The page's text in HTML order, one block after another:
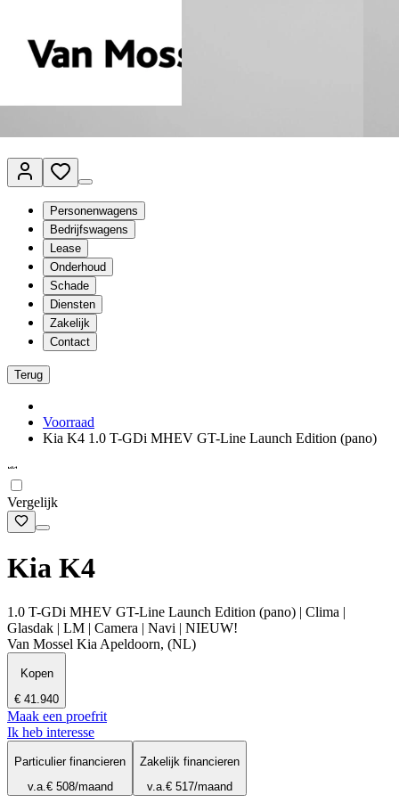
Vestigingen
Werkplaatsplanner
Vacatures
nl- Nederlands
Personenwagens
Bedrijfswagens
Lease
Onderhoud
Schade
Diensten
Zakelijk
Contact
Terug
Voorraad
Kia K4 1.0 T-GDi MHEV GT-Line Launch Edition (pano)
Vergelijk
Kia K4
1.0 T-GDi MHEV GT-Line Launch Edition (pano) | Clima |
Glasdak | LM | Camera | Navi | NIEUW!
Van Mossel Kia Apeldoorn, (NL)
Kopen
€ 41.940
Maak een proefrit
Ik heb interesse
Particulier financieren
v.a.€ 508/maand
Zakelijk financieren
v.a.€ 517/maand